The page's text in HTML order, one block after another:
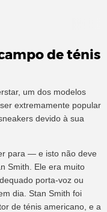
de ténis
um dos modelos
extremamente popular
devido à sua
para — e isto não deve
Smith. Ele era muito
porta-voz ou
dia. Stan Smith foi
de ténis americano, e a